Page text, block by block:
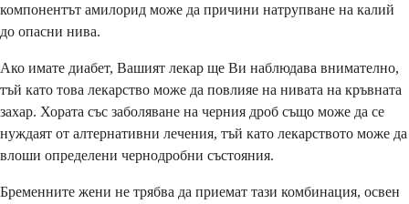
компонентът амилорид може да причини натрупване на калий
до опасни нива.
Ако имате диабет, Вашият лекар ще Ви наблюдава внимателно,
тъй като това лекарство може да повлияе на нивата на кръвната
захар. Хората със заболяване на черния дроб също може да се
нуждаят от алтернативни лечения, тъй като лекарството може да
влоши определени чернодробни състояния.
Бременните жени не трябва да приемат тази комбинация, освен